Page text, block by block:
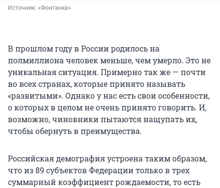
Источник: «Фонтанка»
В прошлом году в России родилось на
полмиллиона человек меньше, чем умерло. Это не
уникальная ситуация. Примерно так же — почти
во всех странах, которые принято называть
«развитыми». Однако у нас есть свои особенности,
о которых в целом не очень принято говорить. И,
возможно, чиновники пытаются нащупать их,
чтобы обернуть в преимущества.
Российская демография устроена таким образом,
что из 89 субъектов Федерации только в трех
суммарный коэффициент рождаемости, то есть